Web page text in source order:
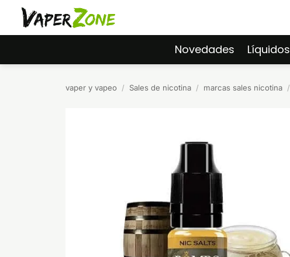
Saltar
contenido
Novedades Líquidos
vaper y vapeo / Sales de nicotina / marcas sales nicotina /